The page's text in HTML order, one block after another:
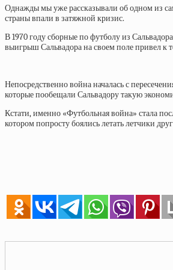
Однажды мы уже рассказывали об одном из
страны впали в затяжной кризис.
В 1970 году сборные по футболу из
выигрыш Сальвадора на своем поле привел к
Непосредственно война началась с
которые пообещали Сальвадору такую
Кстати, именно «Футбольная война» стала
котором попросту боялись летать летчики